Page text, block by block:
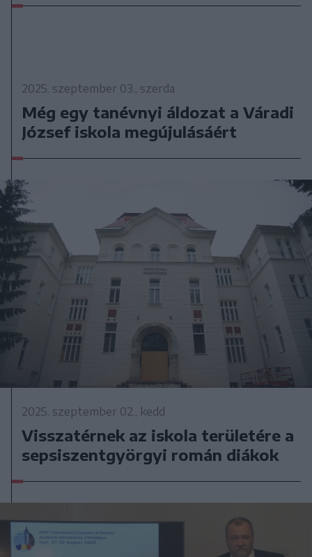
2025. szeptember 03., szerda
Még egy tanévnyi áldozat a Váradi
József iskola megújulásáért
2025. szeptember 02., kedd
Visszatérnek az iskola területére a
sepsiszentgyörgyi román diákok